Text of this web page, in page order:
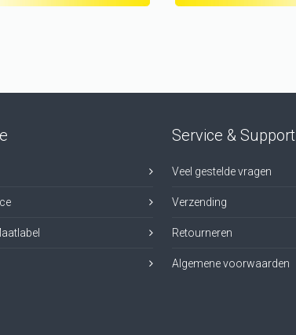
Service & Support
Veel gestelde vragen
Verzending
Retourneren
Algemene voorwaarden